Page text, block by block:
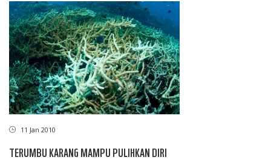
11 Jan 2010
TERUMBU KARANG MAMPU PULIHKAN DIRI